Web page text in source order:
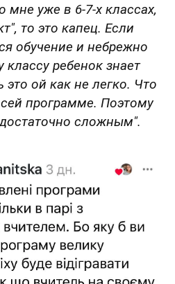
мне уже в 6-7-х классах,
то это капец. Если
обучение и небрежно
классу ребенок знает
это ой как не легко. Что
программе. Поэтому
сложным".